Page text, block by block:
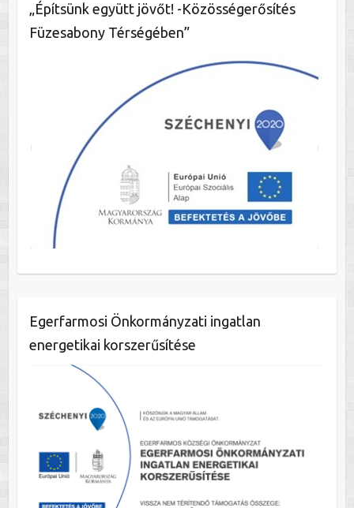
„Építsünk együtt jövőt! -Közösségerősítés
Füzesabony Térségében”
Egerfarmosi Önkormányzati ingatlan
energetikai korszerűsítése